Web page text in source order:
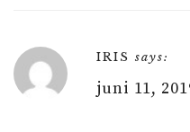
IRIS says:
juni 11,